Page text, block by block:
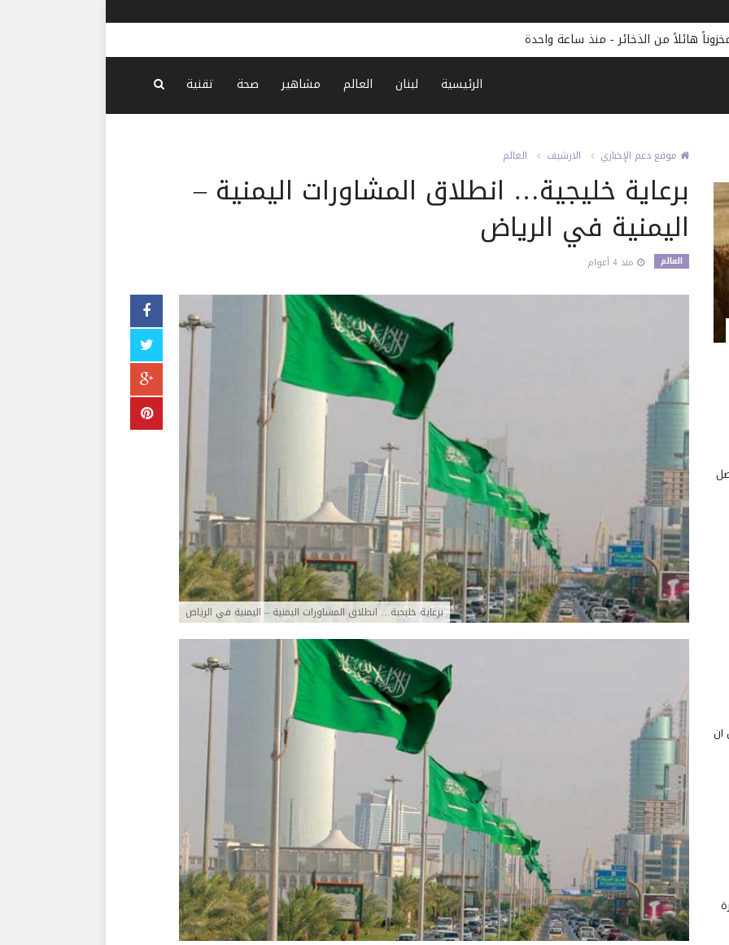
هائلاً من الذخائر- منذ ساعة واحدة
الرئيسية لبنان العالم مشاهير صحة تقنية
موقع دعم الإخباري الارشيف العالم
برعاية خليجية… انطلاق المشاورات اليمنية –
اليمنية في الرياض
العالم منذ 4 أعوام
برعاية خليجية… انطلاق المشاورات اليمنية – اليمنية في الرياض
أن